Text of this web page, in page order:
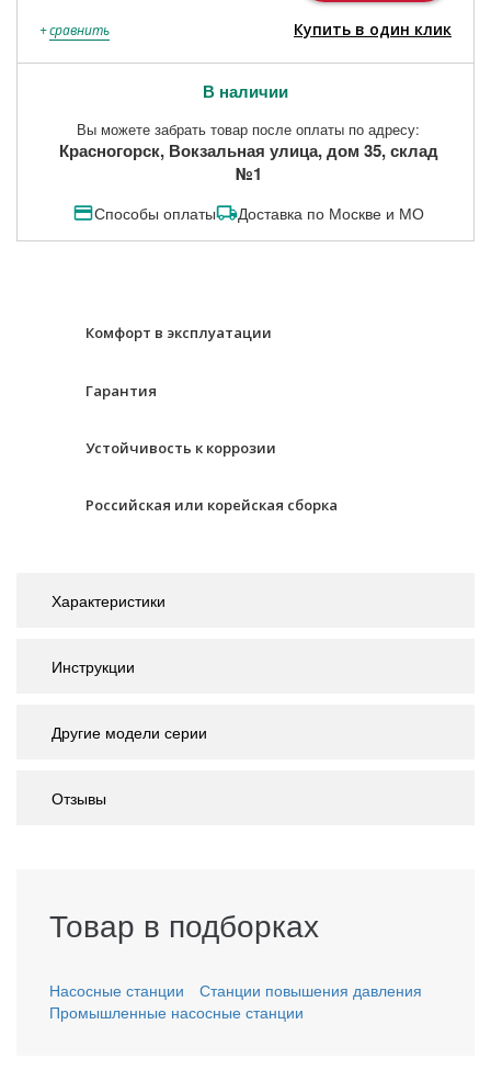
+сравнить Купить в один клик
В наличии
Вы можете забрать товар после оплаты по адресу:
Красногорск, Вокзальная улица, дом 35, склад
№1
Способы оплаты Доставка по Москве и МО
Комфорт в эксплуатации
Гарантия
Устойчивость к коррозии
Российская или корейская сборка
Характеристики
Инструкции
Другие модели серии
Отзывы
Товар в подборках
Насосные станции
Станции повышения давления
Промышленные насосные станции